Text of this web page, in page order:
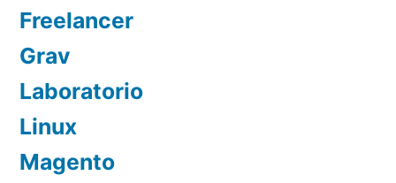
Freelancer
Grav
Laboratorio
Linux
Magento